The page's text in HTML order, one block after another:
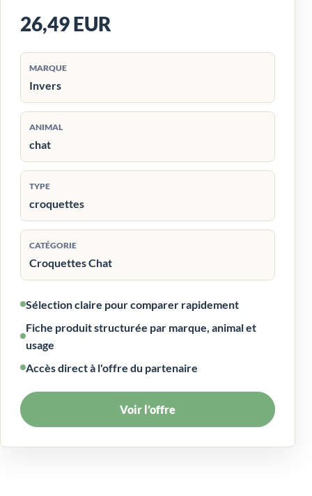
26,49 EUR
MARQUE
Invers
ANIMAL
chat
TYPE
croquettes
CATÉGORIE
Croquettes Chat
Sélection claire pour comparer rapidement
Fiche produit structurée par marque, animal et
usage
Accès direct à l'offre du partenaire
Voir l’offre